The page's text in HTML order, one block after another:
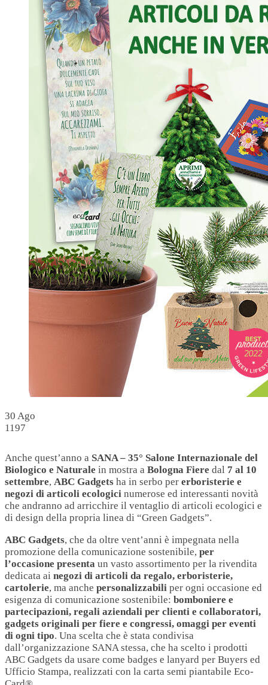
30 Ago
1197
Anche quest’anno a SANA – 35° Salone Internazionale del
Biologico e Naturale in mostra a Bologna Fiere dal 7 al 10
settembre, ABC Gadgets ha in serbo per erboristerie e
negozi di articoli ecologici numerose ed interessanti novità
che andranno ad arricchire il ventaglio di articoli ecologici e
di design della propria linea di “Green Gadgets”.
ABC Gadgets, che da oltre vent’anni è impegnata nella
promozione della comunicazione sostenibile, per
l’occasione presenta un vasto assortimento per la rivendita
dedicata ai negozi di articoli da regalo, erboristerie,
cartolerie, ma anche personalizzabili per ogni occasione ed
esigenza di comunicazione sostenibile: bomboniere e
partecipazioni, regali aziendali per clienti e collaboratori,
gadgets originali per fiere e congressi, omaggi per eventi
di ogni tipo. Una scelta che è stata condivisa
dall’organizzazione SANA stessa, che ha scelto i prodotti
ABC Gadgets da usare come badges e lanyard per Buyers ed
Ufficio Stampa, realizzati con la carta semi piantabile Eco-